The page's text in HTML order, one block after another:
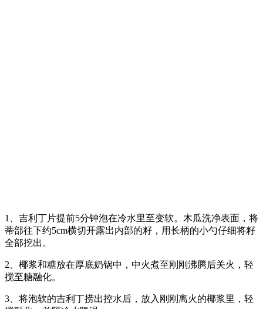
1、吉利丁片提前5分钟泡在冷水里至变软。木瓜洗净表面，将
蒂部往下约5cm横切开露出内部的籽，用长柄的小勺仔细将籽
全部挖出。
2、椰浆和糖放在厚底奶锅中，中火煮至刚刚沸腾后关火，轻
搅至糖融化。
3、将泡软的吉利丁捞出控水后，放入刚刚离火的椰浆里，轻